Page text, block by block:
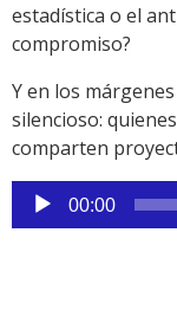
estadística o el
compromiso?
Y en los
silencioso:
comparten
Reproductor
de
00:00